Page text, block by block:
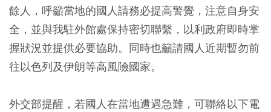
餘人，呼籲當地的國人請務必提高警覺，注意自身安
全，並與我駐外館處保持密切聯繫，以利政府即時掌
握狀況並提供必要協助。同時也籲請國人近期暫勿前
往以色列及伊朗等高風險國家。
外交部提醒，若國人在當地遭遇急難，可聯絡以下電